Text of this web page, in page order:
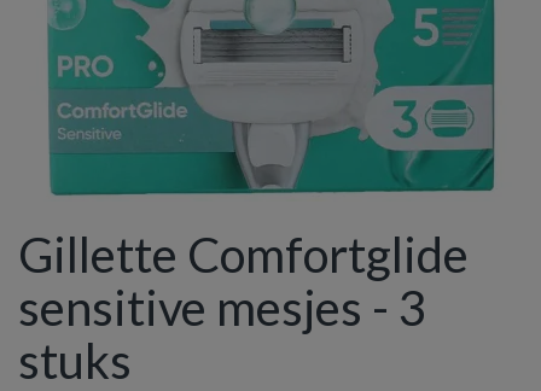
Gillette Comfortglide
sensitive mesjes - 3
stuks